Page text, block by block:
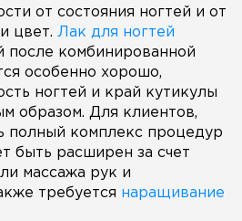
от состояния ногтей и от
цвет. Лак для ногтей
после комбинированной
особенно хорошо,
ногтей и край кутикулы
образом. Для клиентов,
полный комплекс процедур
быть расширен за счет
массажа рук и
требуется наращивание